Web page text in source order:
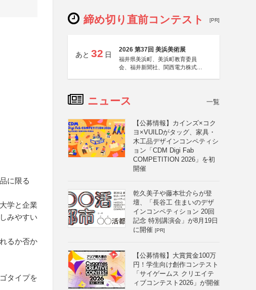
に限る
学と企業
みやすい
るか否か
タイプを
締め切り直前コンテスト [PR]
あと 32 日
2026 第37回 美浜美術展
福井県美浜町、美浜町教育委員
会、福井新聞社、関西電力株式会
ニュース 一覧
【公募情報】カインズ×コク
ヨ×VUILDがタッグ、家具・
木工品デザインコンペティシ
ョン「CDM Digi Fab
COMPETITION 2026」を初
開催
乾久美子や藤本壮介らが登
壇、「長谷工 住まいのデザ
インコンペティション 20回
記念 特別講演会」が8月19日
に開催 [PR]
【公募情報】大賞賞金100万
円！学生向け創作コンテスト
「サイゲームス クリエイテ
ィブコンテスト2026」が開催